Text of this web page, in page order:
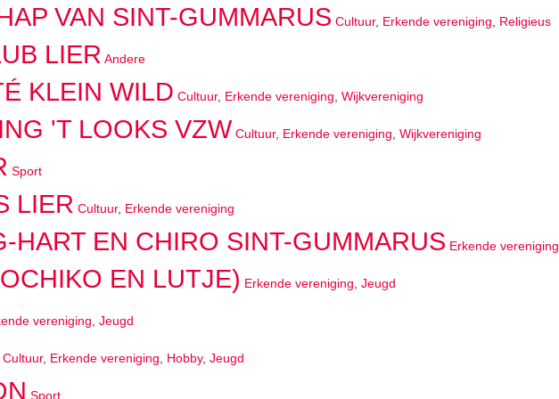
VAN SINT-GUMMARUS Cultuur, Erkende vereniging Religieus
LIER Andere
KLEIN WILD Cultuur, Erkende vereniging Wijkvereniging
'T LOOKS VZW Cultuur, Erkende vereniging Wijkvereniging
Sport
LIER Cultuur, Erkende vereniging
HART EN CHIRO SINT-GUMMARUS Erkende vereniging
EN LUTJE) Erkende vereniging Jeugd
vereniging Jeugd
Cultuur, Erkende vereniging Hobby, Jeugd
Sport